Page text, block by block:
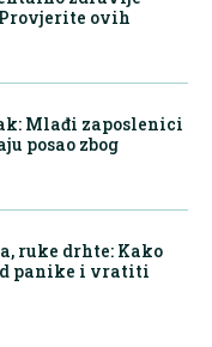
ovih
Mlađi zaposlenici
posao zbog
ruke drhte: Kako
panike i vratiti